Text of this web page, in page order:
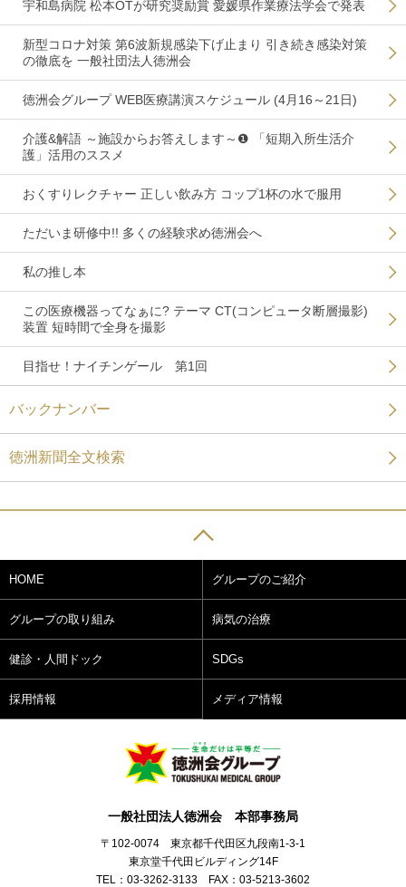
宇和島病院 松本OTが研究奨励賞 愛媛県作業療法学会で発表
新型コロナ対策 第6波新規感染下げ止まり 引き続き感染対策
の徹底を 一般社団法人徳洲会
徳洲会グループ WEB医療講演スケジュール (4月16～21日)
介護&解語 ～施設からお答えします～❶ 「短期入所生活介
護」活用のススメ
おくすりレクチャー 正しい飲み方 コップ1杯の水で服用
ただいま研修中!! 多くの経験求め徳洲会へ
私の推し本
この医療機器ってなぁに? テーマ CT(コンピュータ断層撮影)
装置 短時間で全身を撮影
目指せ！ナイチンゲール 第1回
バックナンバー
徳洲新聞全文検索
HOME グループのご紹介
グループの取り組み 病気の治療
健診・人間ドック SDGs
採用情報 メディア情報
一般社団法人徳洲会 本部事務局
〒102-0074 東京都千代田区九段南1-3-1
東京堂千代田ビルディング14F
TEL：03-3262-3133 FAX：03-5213-3602